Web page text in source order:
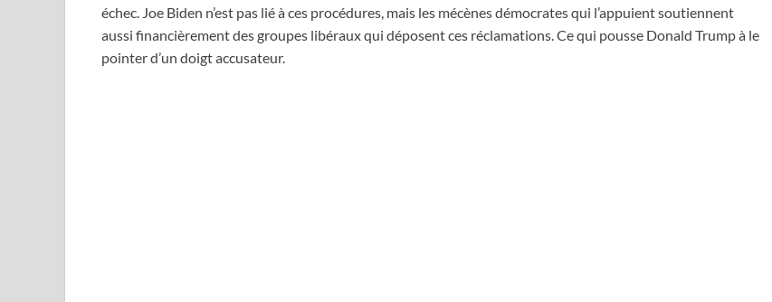
échec. Joe Biden n’est pas lié à ces procédures, mais les mécènes démocrates qui l’appuient soutiennent
aussi financièrement des groupes libéraux qui déposent ces réclamations. Ce qui pousse Donald Trump à le
pointer d’un doigt accusateur.